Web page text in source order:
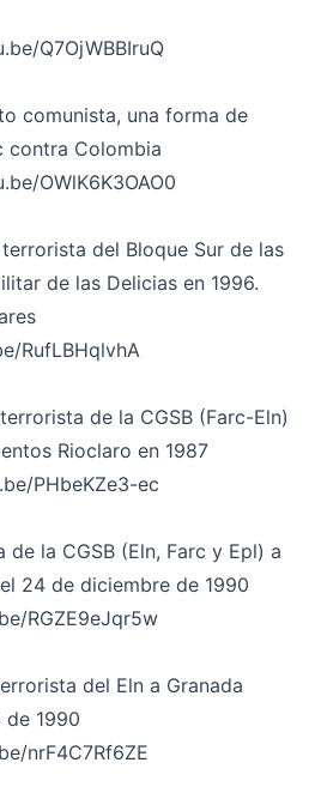
Q7OjWBBIruQ
comunista, una forma de
contra Colombia
OWlK6K3OAO0
del Bloque Sur de las
de las Delicias en 1996.
RufLBHqlvhA
de la CGSB (Farc-Eln)
Rioclaro en 1987
PHbeKZe3-ec
la CGSB (Eln, Farc y Epl) a
24 de diciembre de 1990
RGZE9eJqr5w
del Eln a Granada
1990
nrF4C7Rf6ZE